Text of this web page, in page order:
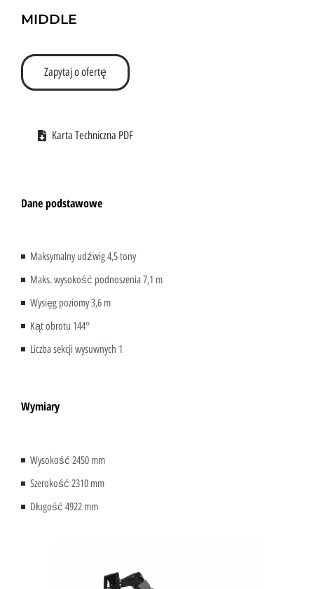
MIDDLE
Zapytaj o ofertę
Karta Techniczna PDF
Dane podstawowe
Maksymalny udźwig 4,5 tony
Maks. wysokość podnoszenia 7,1 m
Wysięg poziomy 3,6 m
Kąt obrotu 144°
Liczba sekcji wysuwnych 1
Wymiary
Wysokość 2450 mm
Szerokość 2310 mm
Długość 4922 mm